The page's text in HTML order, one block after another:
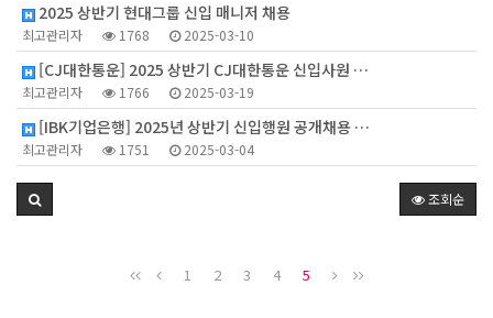
2025 상반기 현대그룹 신입 매니저 채용
최고관리자 1768 2025-03-10
[CJ대한통운] 2025 상반기 CJ대한통운 신입사원 …
최고관리자 1766 2025-03-19
[IBK기업은행] 2025년 상반기 신입행원 공개채용 …
최고관리자 1751 2025-03-04
조회순
1 2 3 4 5